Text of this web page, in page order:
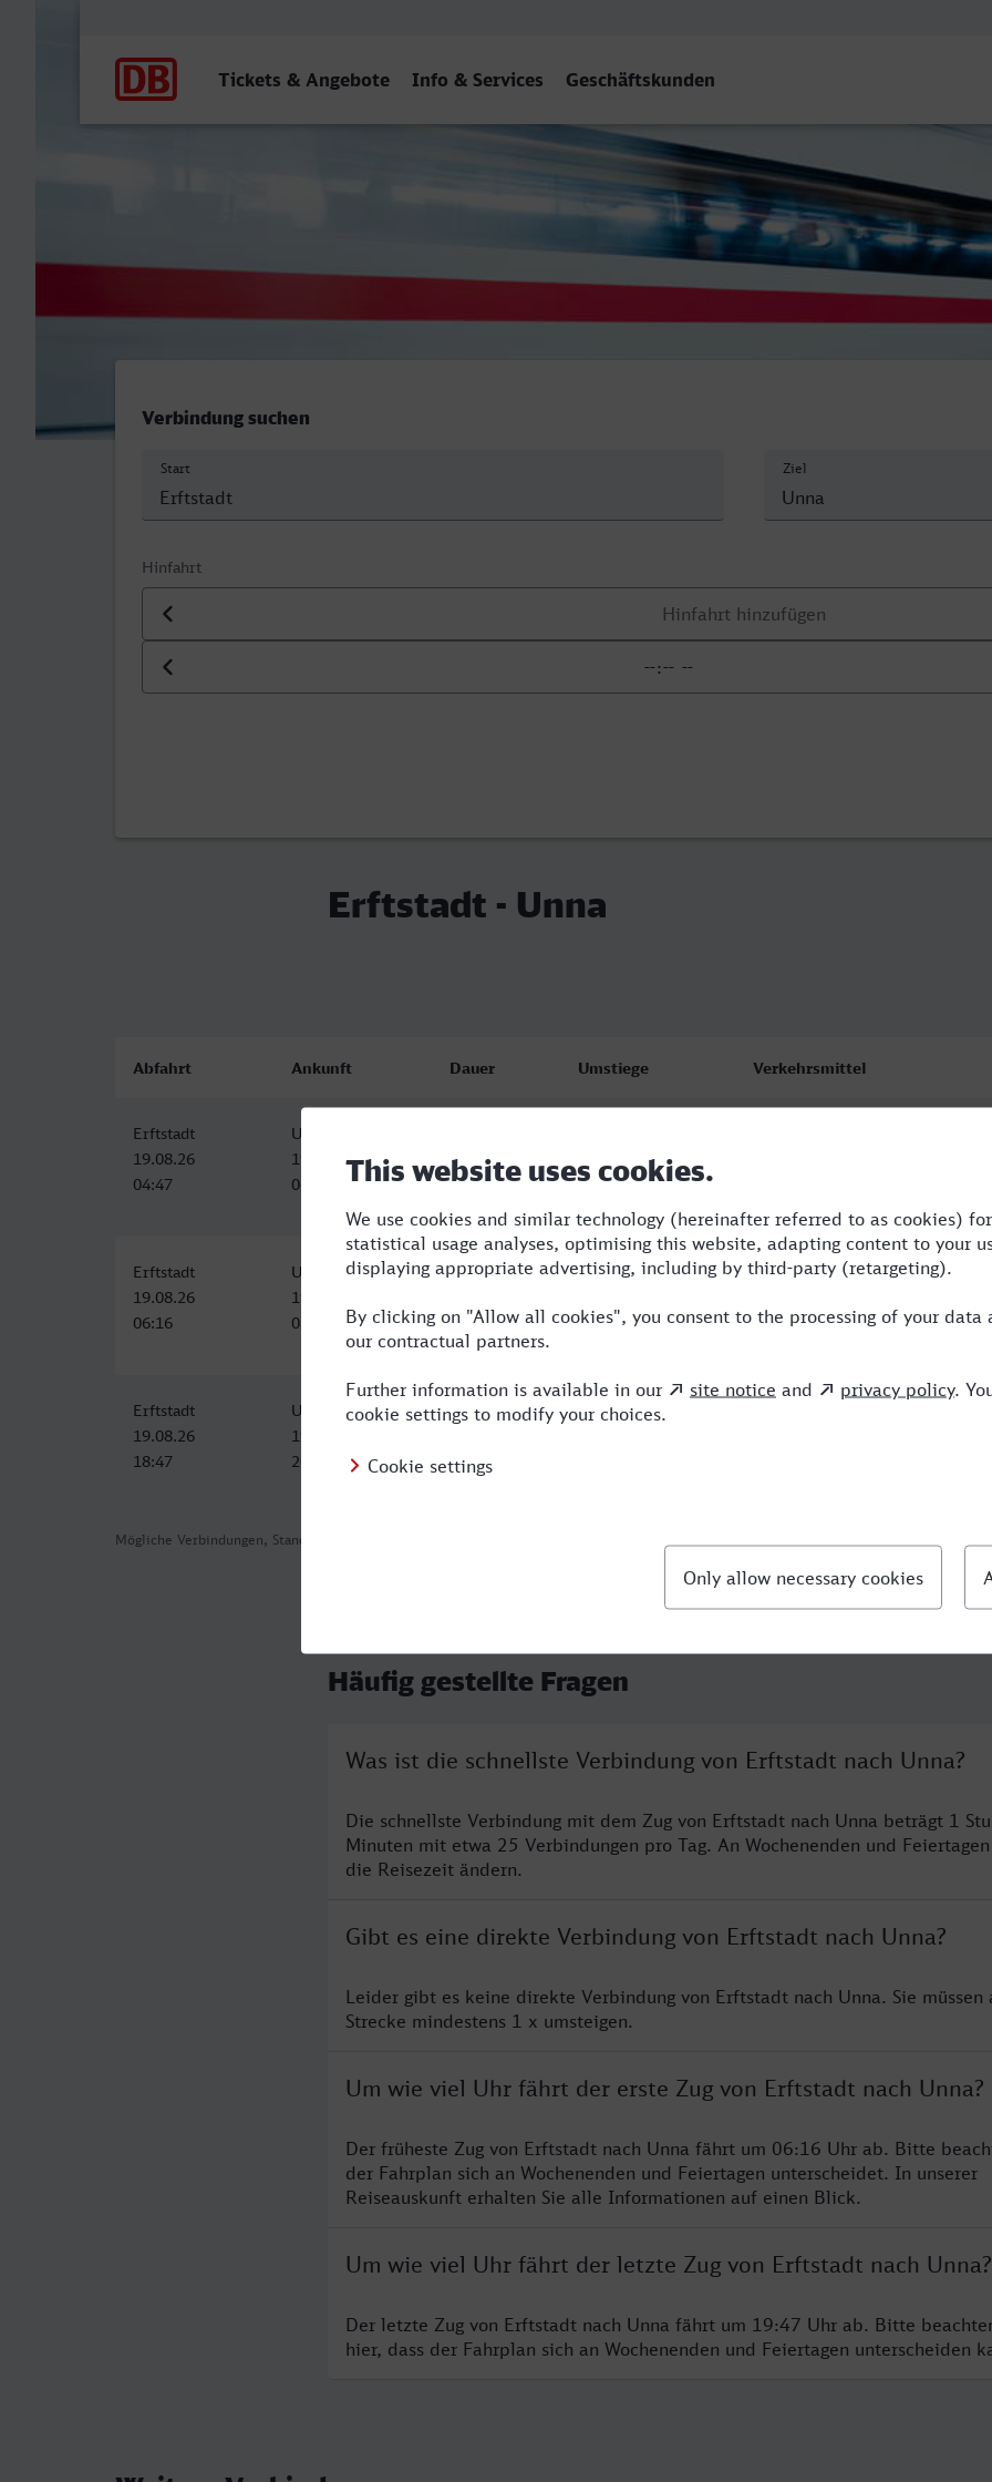
Tickets & Angebote Info & Services Geschäftskunden
Verbindung suchen
Start Ziel
Hinfahrt
Datum der Hinfahrt
Uhrzeit der Hinfahrt
Erftstadt - Unna
Mögliche Verbindungen, Stand: 2026-08-05 03:02
Abfahrt Ankunft Dauer Umstiege Verkehrsmittel
Erftstadt
19.08.26
04:47
Unna
19.08.26
06:42
Erftstadt
19.08.26
06:16
Unna
19.08.26
08:19
2:03 2 RE,ERB,ICE
Erftstadt
19.08.26
18:47
Unna
19.08.26
20:42
1:55 1
Häufig gestellte Fragen
Was ist die schnellste Verbindung von Erftstadt nach Unna?
Die schnellste Verbindung mit dem Zug von Erftstadt nach Unna beträgt 1
Minuten mit etwa 25 Verbindungen pro Tag. An Wochenenden und
die Reisezeit ändern.
Gibt es eine direkte Verbindung von Erftstadt nach Unna?
Leider gibt es keine direkte Verbindung von Erftstadt nach Unna. Sie müssen
Strecke mindestens 1 x umsteigen.
Um wie viel Uhr fährt der erste Zug von Erftstadt nach Unna?
Der früheste Zug von Erftstadt nach Unna fährt um 06:16 Uhr ab. Bitte
der Fahrplan sich an Wochenenden und Feiertagen unterscheidet. In unserer
Reiseauskunft erhalten Sie alle Informationen auf einen Blick.
Um wie viel Uhr fährt der letzte Zug von Erftstadt nach Unna?
Der letzte Zug von Erftstadt nach Unna fährt um 19:47 Uhr ab. Bitte
hier, dass der Fahrplan sich an Wochenenden und Feiertagen unterscheiden